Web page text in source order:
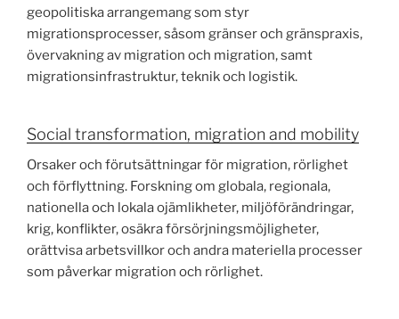
geopolitiska arrangemang som styr
migrationsprocesser, såsom gränser och gränspraxis,
övervakning av migration och migration, samt
migrationsinfrastruktur, teknik och logistik.
Social transformation, migration and mobility
Orsaker och förutsättningar för migration, rörlighet
och förflyttning. Forskning om globala, regionala,
nationella och lokala ojämlikheter, miljöförändringar,
krig, konflikter, osäkra försörjningsmöjligheter,
orättvisa arbetsvillkor och andra materiella processer
som påverkar migration och rörlighet.